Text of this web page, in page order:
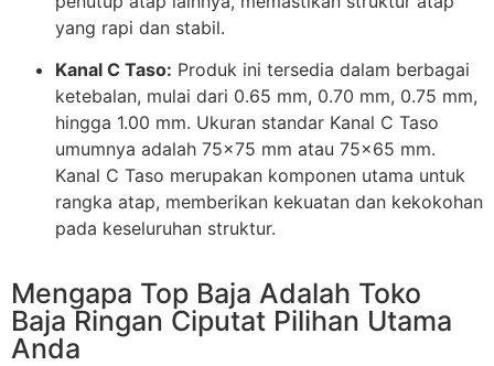
yang rapi dan stabil.
Kanal C Taso: Produk ini tersedia dalam berbagai
ketebalan, mulai dari 0.65 mm, 0.70 mm, 0.75 mm,
hingga 1.00 mm. Ukuran standar Kanal C Taso
umumnya adalah 75×75 mm atau 75×65 mm.
Kanal C Taso merupakan komponen utama untuk
rangka atap, memberikan kekuatan dan kekokohan
pada keseluruhan struktur.
Mengapa Top Baja Adalah Toko
Baja Ringan Ciputat Pilihan Utama
Anda